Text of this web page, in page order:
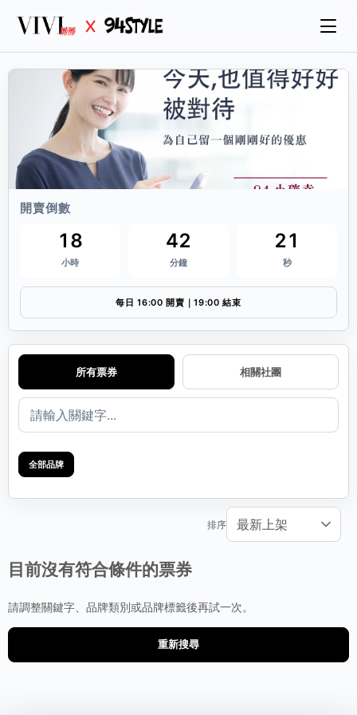
開賣倒數
18
小時
42
分鐘
21
秒
每日 16:00 開賣｜19:00 結束
所有票券 相關社團
全部品牌
排序
目前沒有符合條件的票券
請調整關鍵字、品牌類別或品牌標籤後再試一次。
重新搜尋